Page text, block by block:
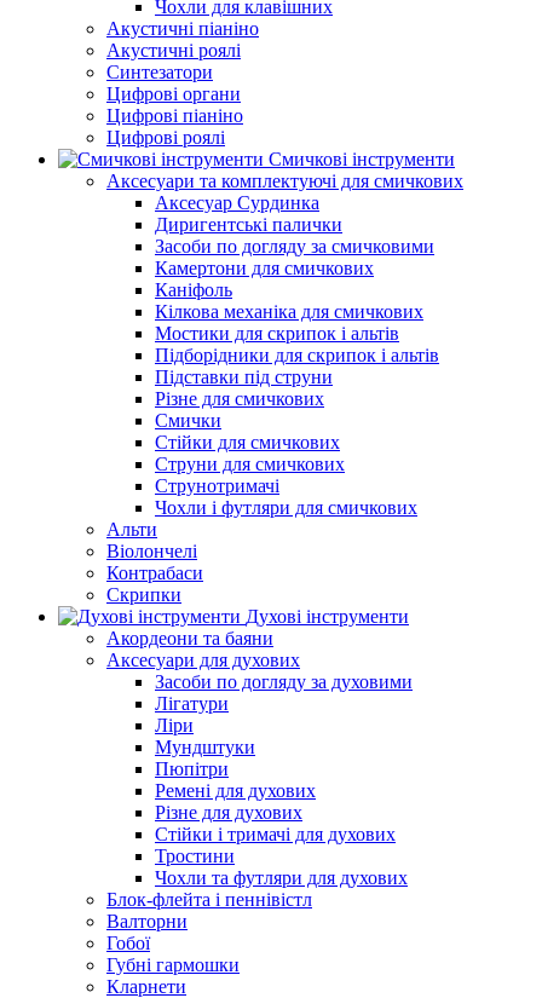
Чохли для клавішних
Акустичні піаніно
Акустичні роялі
Синтезатори
Цифрові органи
Цифрові піаніно
Цифрові роялі
Смичкові інструменти
Аксесуари та комплектуючі для смичкових
Аксесуар Сурдинка
Диригентські палички
Засоби по догляду за смичковими
Камертони для смичкових
Каніфоль
Кілкова механіка для смичкових
Мостики для скрипок і альтів
Підборiдники для скрипок і альтів
Підставки під струни
Різне для смичкових
Смички
Стійки для смичкових
Струни для смичкових
Струнотримачі
Чохли і футляри для смичкових
Альти
Віолончелі
Контрабаси
Скрипки
Духові інструменти
Акордеони та баяни
Аксесуари для духових
Засоби по догляду за духовими
Лігатури
Ліри
Мундштуки
Пюпітри
Ремені для духових
Різне для духових
Стійки і тримачі для духових
Тростини
Чохли та футляри для духових
Блок-флейта і пеннівістл
Валторни
Гобої
Губні гармошки
Кларнети